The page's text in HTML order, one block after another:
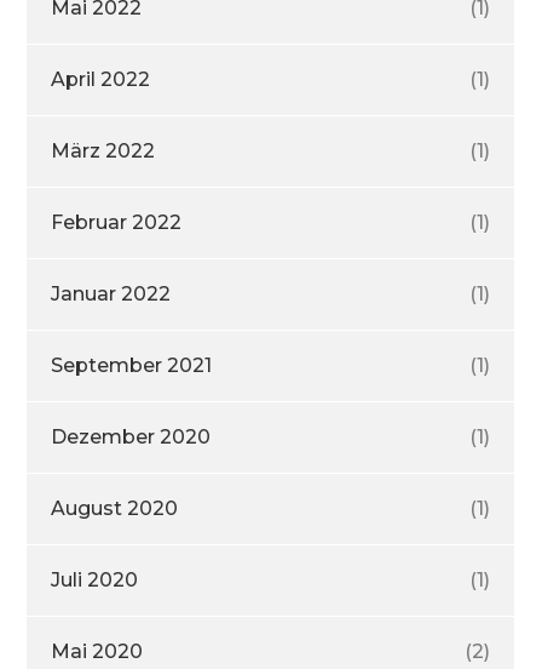
Mai 2022 (1)
April 2022 (1)
März 2022 (1)
Februar 2022 (1)
Januar 2022 (1)
September 2021 (1)
Dezember 2020 (1)
August 2020 (1)
Juli 2020 (1)
Mai 2020 (2)